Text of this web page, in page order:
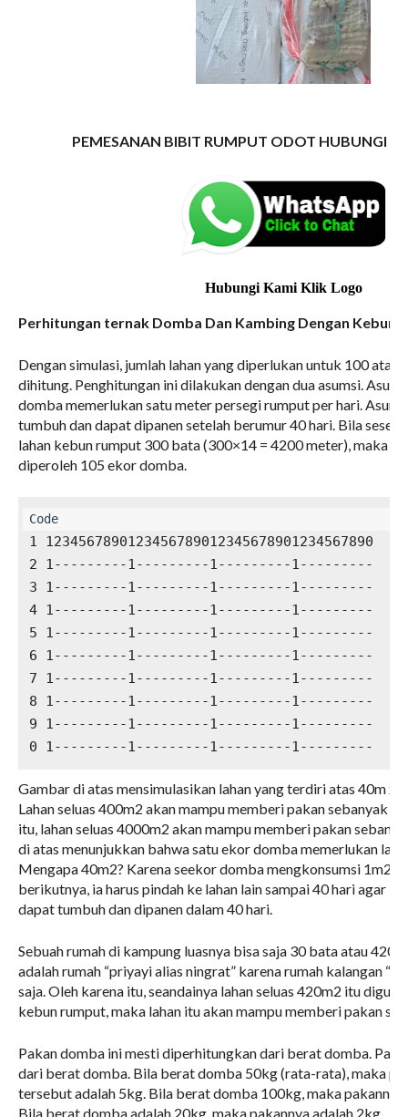
PEMESANAN BIBIT RUMPUT ODOT HUBUNGI
Hubungi Kami Klik Logo
Perhitungan ternak Domba Dan Kambing Dengan Kebun
Dengan simulasi, jumlah lahan yang diperlukan untuk 100 atau
dihitung. Penghitungan ini dilakukan dengan dua asumsi.
domba memerlukan satu meter persegi rumput per hari.
tumbuh dan dapat dipanen setelah berumur 40 hari. Bila
lahan kebun rumput 300 bata (300×14 = 4200 meter), maka
diperoleh 105 ekor domba.
1 1234567890123456789012345678901234567890
2 1---------1---------1---------1---------
3 1---------1---------1---------1---------
4 1---------1---------1---------1---------
5 1---------1---------1---------1---------
6 1---------1---------1---------1---------
7 1---------1---------1---------1---------
8 1---------1---------1---------1---------
9 1---------1---------1---------1---------
0 1---------1---------1---------1---------
Gambar di atas mensimulasikan lahan yang terdiri atas 40m x
Lahan seluas 400m2 akan mampu memberi pakan sebanyak
itu, lahan seluas 4000m2 akan mampu memberi pakan
di atas menunjukkan bahwa satu ekor domba memerlukan
Mengapa 40m2? Karena seekor domba mengkonsumsi 1m2
berikutnya, ia harus pindah ke lahan lain sampai 40 hari agar
dapat tumbuh dan dipanen dalam 40 hari.
Sebuah rumah di kampung luasnya bisa saja 30 bata atau
adalah rumah “priyayi alias ningrat” karena rumah kalangan
saja. Oleh karena itu, seandainya lahan seluas 420m2 itu
kebun rumput, maka lahan itu akan mampu memberi pakan
Pakan domba ini mesti diperhitungkan dari berat domba.
dari berat domba. Bila berat domba 50kg (rata-rata), maka
tersebut adalah 5kg. Bila berat domba 100kg, maka pakannya
Bila berat domba adalah 20kg, maka pakannya adalah 2kg.